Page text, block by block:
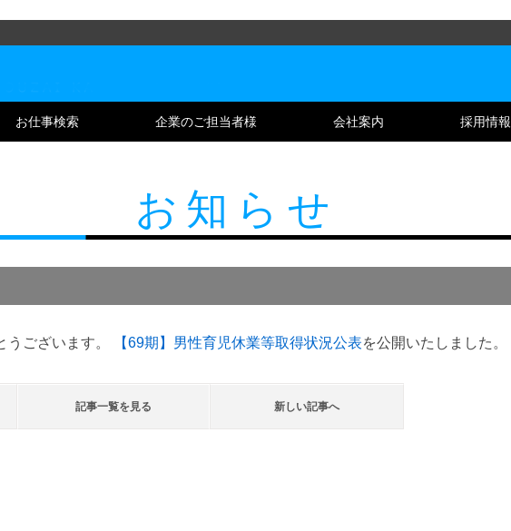
お仕事検索 企業のご担当者様 会社案内 採用情報
お知らせ
うございます。
【69期】男性育児休業等取得状況公表を公開いたしました。
記事一覧を見る 新しい記事へ